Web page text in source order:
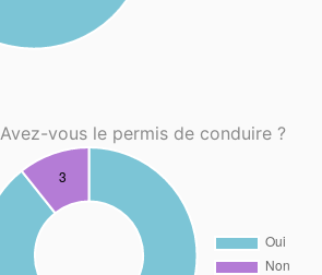
Avez-vous le permis de conduire ?